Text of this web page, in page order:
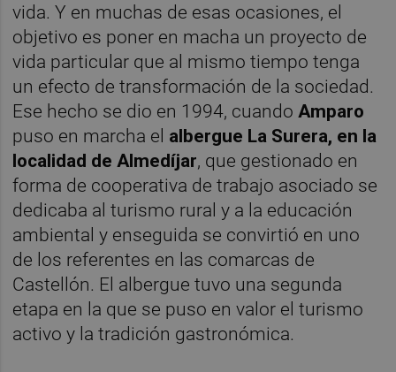
vida. Y en muchas de esas ocasiones, el
objetivo es poner en macha un proyecto de
vida particular que al mismo tiempo tenga
un efecto de transformación de la sociedad.
Ese hecho se dio en 1994, cuando Amparo
puso en marcha el albergue La Surera, en la
localidad de Almedíjar, que gestionado en
forma de cooperativa de trabajo asociado se
dedicaba al turismo rural y a la educación
ambiental y enseguida se convirtió en uno
de los referentes en las comarcas de
Castellón. El albergue tuvo una segunda
etapa en la que se puso en valor el turismo
activo y la tradición gastronómica.